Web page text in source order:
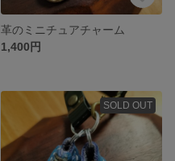
革のミニチュアチャーム
1,400円
SOLD OUT